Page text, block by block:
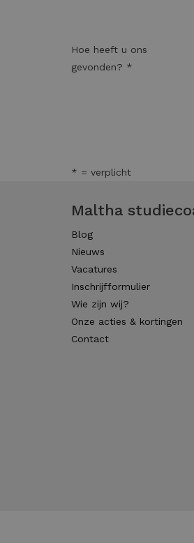
Hoe heeft u ons
gevonden? *
* = verplicht
Maltha
Blog
Nieuws
Vacatures
Inschrijfformulier
Wie zijn wij?
Onze acties & kortingen
Contact